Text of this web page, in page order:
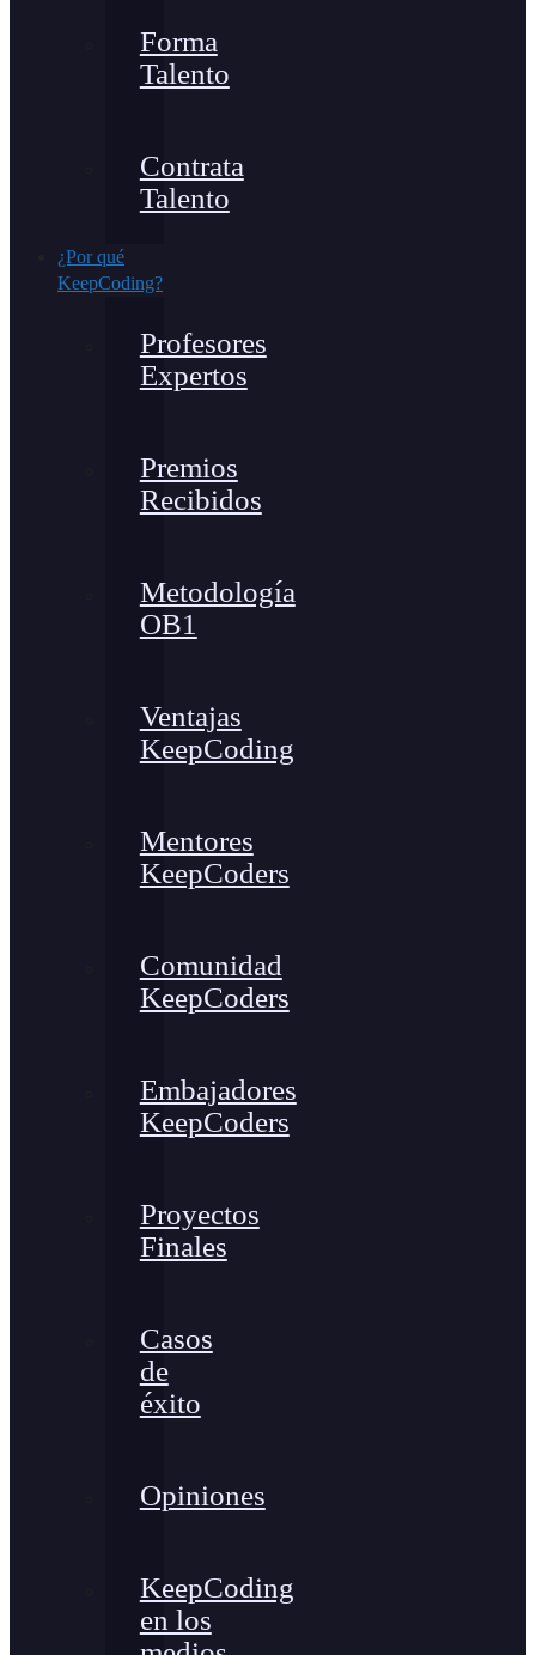
Forma
Talento
Contrata
Talento
¿Por qué
KeepCoding?
Profesores
Expertos
Premios
Recibidos
Metodología
OB1
Ventajas
KeepCoding
Mentores
KeepCoders
Comunidad
KeepCoders
Embajadores
KeepCoders
Proyectos
Finales
Casos
de
éxito
Opiniones
KeepCoding
en los